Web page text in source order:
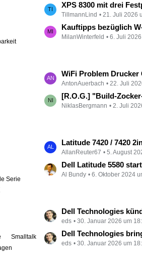
r
ä
g
e
L
e
t
z
B
e
t
e
XPS 8300 mit drei
TillmannLind 21. Juli 2026
Kauftipps bezüglich W-
MilanWinterfeld 6. Juli
L
e
t
z
B
e
t
e
WiFi Problem Drucker
AntonAuerbach 22. Juli
[R.O.G.] "Build-
NiklasBergmann 2. Juli
L
e
t
z
B
e
t
Latitude 7420 / 7420
AllanReuter67 5. August
Dell Latitude 5580
Al Bundy 6. Oktober 2024
Serie
L
e
t
z
Dell Technologies kündigt auf der
eds 30. Januar 2026 um
Dell Technologies
eds 30. Januar 2026 um
Smalltalk